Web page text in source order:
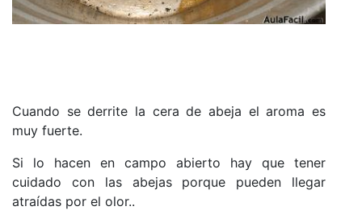
Cuando se derrite la cera de abeja el aroma es
muy fuerte.
Si lo hacen en campo abierto hay que tener
cuidado con las abejas porque pueden llegar
atraídas por el olor..